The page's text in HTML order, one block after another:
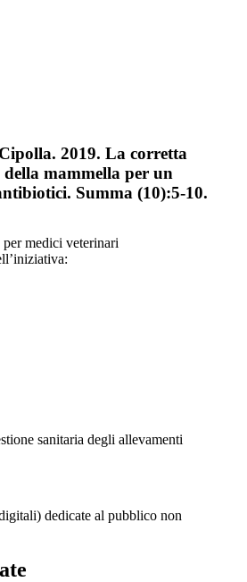
2019. La corretta
della mammella per un
Summa (10):5-10.
medici veterinari
sanitaria degli allevamenti
dedicate al pubblico non